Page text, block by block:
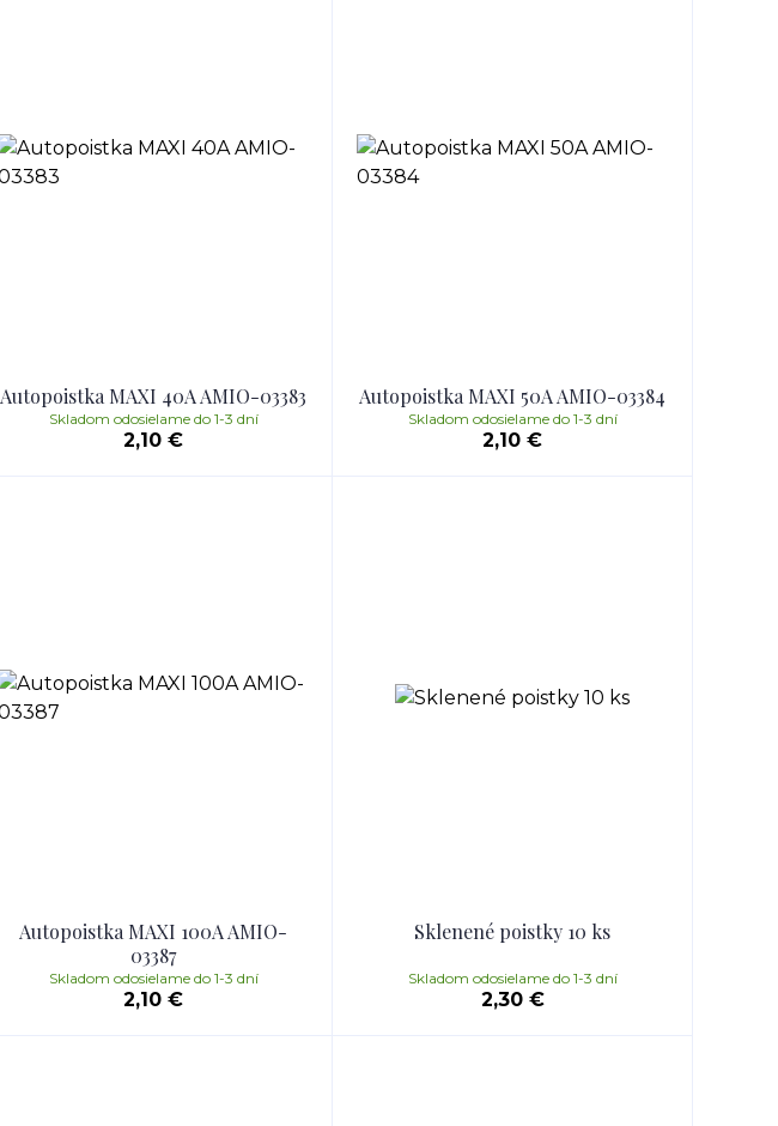
Autopoistka MAXI 40A AMIO-03383
2,10 €
Skladom odosielame do 1-3 dní
Autopoistka MAXI 50A AMIO-03384
2,10 €
Skladom odosielame do 1-3 dní
Autopoistka MAXI 100A AMIO-
03387
2,10 €
Skladom odosielame do 1-3 dní
Sklenené poistky 10 ks
2,30 €
Skladom odosielame do 1-3 dní